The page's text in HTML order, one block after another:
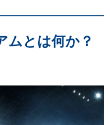
ムとは何か？